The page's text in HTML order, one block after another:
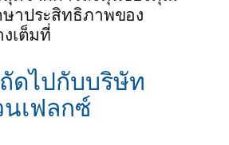
าประสิทธิภาพของ
เต็มที่
ดไปกับบริษัท
เฟลกซ์